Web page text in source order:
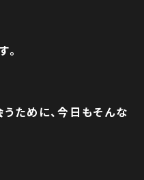
。
ために、今日もそんな